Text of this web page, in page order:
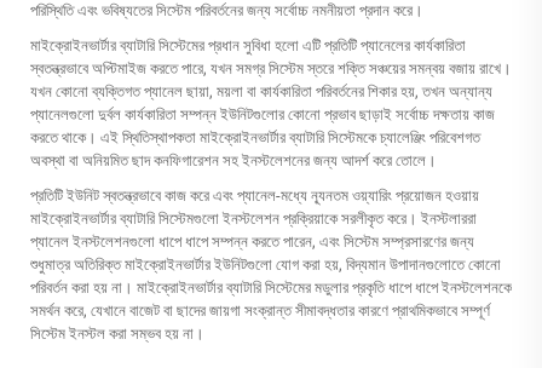
পরিস্থিতি এবং ভবিষ্যতের সিস্টেম পরিবর্তনের জন্য সর্বোচ্চ নমনীয়তা প্রদান করে।
মাইক্রোইনভার্টার ব্যাটারি সিস্টেমের প্রধান সুবিধা হলো এটি প্রতিটি প্যানেলের কার্যকারিতা
স্বতন্ত্রভাবে অপ্টিমাইজ করতে পারে, যখন সমগ্র সিস্টেম স্তরে শক্তি সঞ্চয়ের সমন্বয় বজায় রাখে।
যখন কোনো ব্যক্তিগত প্যানেল ছায়া, ময়লা বা কার্যকারিতা পরিবর্তনের শিকার হয়, তখন অন্যান্য
প্যানেলগুলো দুর্বল কার্যকারিতা সম্পন্ন ইউনিটগুলোর কোনো প্রভাব ছাড়াই সর্বোচ্চ দক্ষতায় কাজ
করতে থাকে। এই স্থিতিস্থাপকতা মাইক্রোইনভার্টার ব্যাটারি সিস্টেমকে চ্যালেঞ্জিং পরিবেশগত
অবস্থা বা অনিয়মিত ছাদ কনফিগারেশন সহ ইনস্টলেশনের জন্য আদর্শ করে তোলে।
প্রতিটি ইউনিট স্বতন্ত্রভাবে কাজ করে এবং প্যানেল-মধ্যে ন্যূনতম ওয়্যারিং প্রয়োজন হওয়ায়
মাইক্রোইনভার্টার ব্যাটারি সিস্টেমগুলো ইনস্টলেশন প্রক্রিয়াকে সরলীকৃত করে। ইনস্টলাররা
প্যানেল ইনস্টলেশনগুলো ধাপে ধাপে সম্পন্ন করতে পারেন, এবং সিস্টেম সম্প্রসারণের জন্য
শুধুমাত্র অতিরিক্ত মাইক্রোইনভার্টার ইউনিটগুলো যোগ করা হয়, বিদ্যমান উপাদানগুলোতে কোনো
পরিবর্তন করা হয় না। মাইক্রোইনভার্টার ব্যাটারি সিস্টেমের মডুলার প্রকৃতি ধাপে ধাপে ইনস্টলেশনকে
সমর্থন করে, যেখানে বাজেট বা ছাদের জায়গা সংক্রান্ত সীমাবদ্ধতার কারণে প্রাথমিকভাবে সম্পূর্ণ
সিস্টেম ইনস্টল করা সম্ভব হয় না।